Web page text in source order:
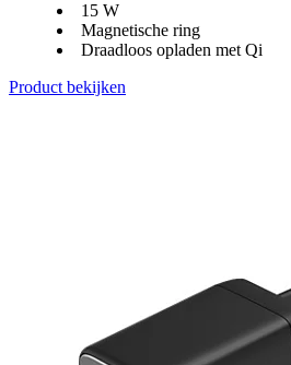
15 W
Magnetische ring
Draadloos opladen met Qi
Product bekijken